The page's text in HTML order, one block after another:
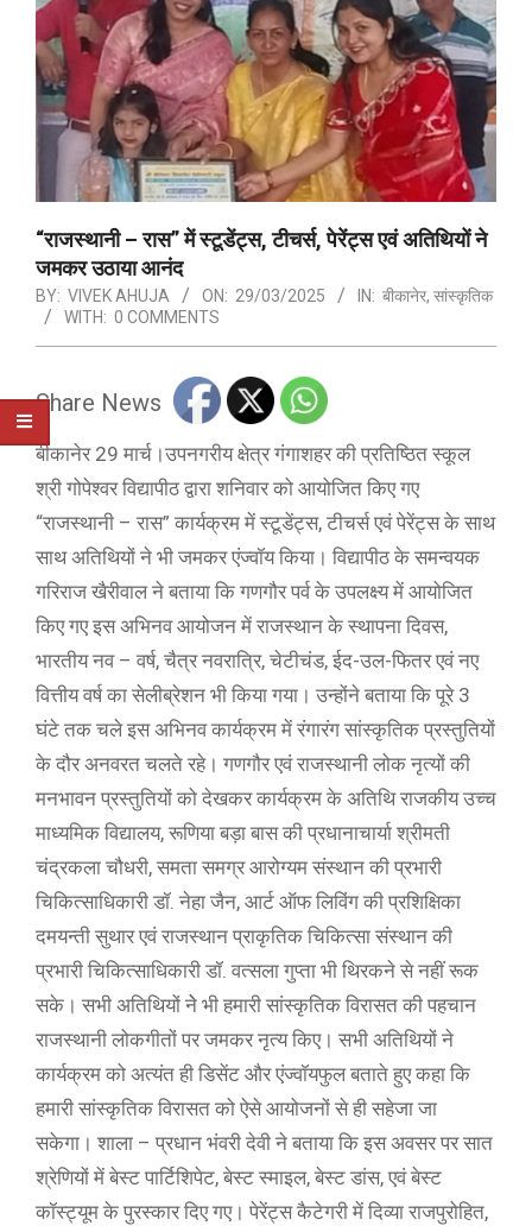
“राजस्थानी – रास” में स्टूडेंट्स, टीचर्स, पेरेंट्स एवं अतिथियों ने
जमकर उठाया आनंद
BY: VIVEK AHUJA ON: 29/03/2025 IN: बीकानेर, सांस्कृतिक
WITH: 0 COMMENTS
Share News
बीकानेर 29 मार्च।उपनगरीय क्षेत्र गंगाशहर की प्रतिष्ठित स्कूल
श्री गोपेश्वर विद्यापीठ द्वारा शनिवार को आयोजित किए गए
“राजस्थानी – रास” कार्यक्रम में स्टूडेंट्स, टीचर्स एवं पेरेंट्स के साथ
साथ अतिथियों ने भी जमकर एंज्वॉय किया। विद्यापीठ के समन्वयक
गरिराज खैरीवाल ने बताया कि गणगौर पर्व के उपलक्ष्य में आयोजित
किए गए इस अभिनव आयोजन में राजस्थान के स्थापना दिवस,
भारतीय नव – वर्ष, चैत्र नवरात्रि, चेटीचंड, ईद-उल-फितर एवं नए
वित्तीय वर्ष का सेलीब्रेशन भी किया गया। उन्होंने बताया कि पूरे 3
घंटे तक चले इस अभिनव कार्यक्रम में रंगारंग सांस्कृतिक प्रस्तुतियों
के दौर अनवरत चलते रहे। गणगौर एवं राजस्थानी लोक नृत्यों की
मनभावन प्रस्तुतियों को देखकर कार्यक्रम के अतिथि राजकीय उच्च
माध्यमिक विद्यालय, रूणिया बड़ा बास की प्रधानाचार्या श्रीमती
चंद्रकला चौधरी, समता समग्र आरोग्यम संस्थान की प्रभारी
चिकित्साधिकारी डॉ. नेहा जैन, आर्ट ऑफ लिविंग की प्रशिक्षिका
दमयन्ती सुथार एवं राजस्थान प्राकृतिक चिकित्सा संस्थान की
प्रभारी चिकित्साधिकारी डॉ. वत्सला गुप्ता भी थिरकने से नहीं रूक
सके। सभी अतिथियों नेे भी हमारी सांस्कृतिक विरासत की पहचान
राजस्थानी लोकगीतों पर जमकर नृत्य किए। सभी अतिथियों ने
कार्यक्रम को अत्यंत ही डिसेंट और एंज्वॉयफुल बताते हुए कहा कि
हमारी सांस्कृतिक विरासत को ऐसे आयोजनों से ही सहेजा जा
सकेगा। शाला – प्रधान भंवरी देवी ने बताया कि इस अवसर पर सात
श्रेणियों में बेस्ट पार्टिशिपेट, बेस्ट स्माइल, बेस्ट डांस, एवं बेस्ट
कॉस्ट्यूम के पुरस्कार दिए गए। पेरेंट्स कैटेगरी में दिव्या राजपुरोहित,